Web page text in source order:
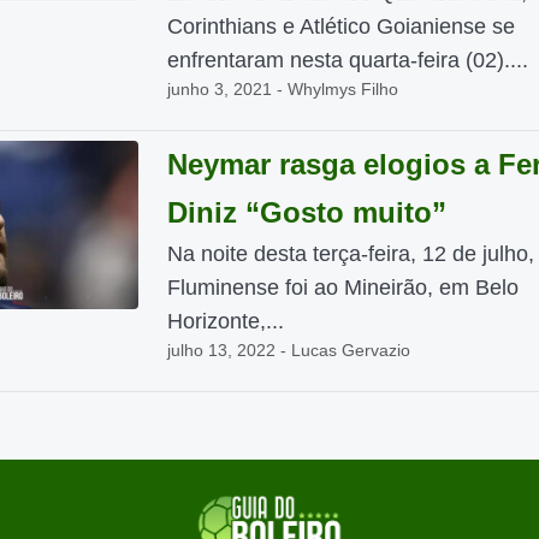
Corinthians e Atlético Goianiense se
enfrentaram nesta quarta-feira (02)....
junho 3, 2021 - Whylmys Filho
Neymar rasga elogios a
Diniz “Gosto muito”
Na noite desta terça-feira, 12 de julho,
Fluminense foi ao Mineirão, em Belo
Horizonte,...
julho 13, 2022 - Lucas Gervazio